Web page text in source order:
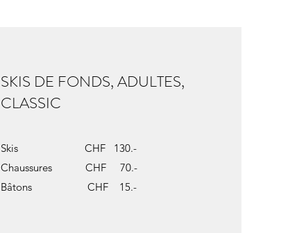
SKIS DE FONDS, ADULTES,
CLASSIC
Skis CHF 130.-
Chaussures CHF 70.-
Bâtons CHF 15.-